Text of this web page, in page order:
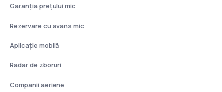
Garanția prețului mic
Rezervare cu avans mic
Aplicație mobilă
Radar de zboruri
Companii aeriene